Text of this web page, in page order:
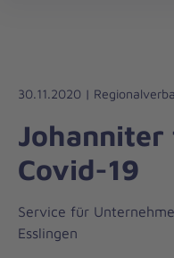
Liebe
Leben
30.11.2020 |
Johanniter
Covid-19
Service für
Esslingen